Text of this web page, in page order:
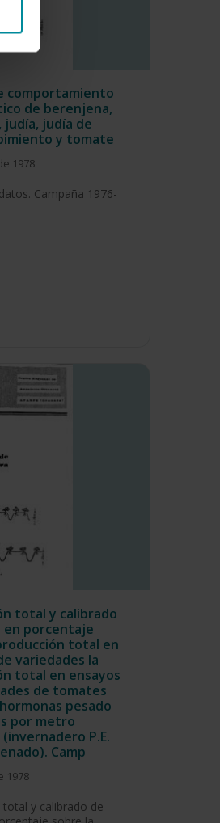
comportamiento
de berenjena,
judía, judía de
y tomate
1978
Campaña 1976-
total y calibrado
porcentaje
total en
variedades la
total en ensayos
de tomates
pesado
por metro
P.E.
Camp
1978
total y calibrado de